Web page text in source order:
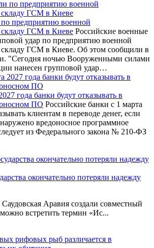
предприятию военной
ГСМ в Киеве Российские военные
удар по предприятию военной
ГСМ в Киеве. Об этом сообщили в
"Сегодня ночью Вооруженными силами
нанесен групповой удар…
года банки будут отказывать в
ПО Российские банки с 1 марта
клиентам в переводе денег, если
вредоносное программное
из Федерального закона № 210-ФЗ
окончательно потеряли надежду
Аравия создали совместный
встретить термин «Ис...